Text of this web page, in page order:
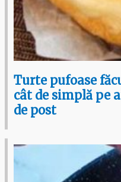
Turte pufoase
cât de simplă pe
de post